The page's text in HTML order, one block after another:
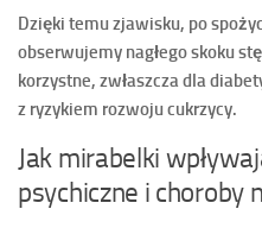
Dzięki temu zjawisku, po
obserwujemy nagłego skoku
korzystne, zwłaszcza dla
z ryzykiem rozwoju cukrzycy.
Jak mirabelki
psychiczne i choroby